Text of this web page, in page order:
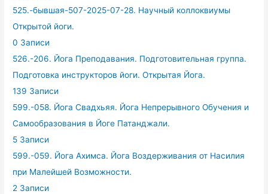
525.-бывшая-507-2025-07-28. Научный коллоквиумы
Открытой йоги.
0 Записи
526.-206. Йога Преподавания. Подготовительная группа.
Подготовка инструкторов йоги. Открытая Йога.
139 Записи
599.-058. Йога Свадхьяя. Йога Непрерывного Обучения и
Самообразования в Йоге Патанджали.
5 Записи
599.-059. Йога Ахимса. Йога Воздерживания от Насилия
при Малейшей Возможности.
2 Записи